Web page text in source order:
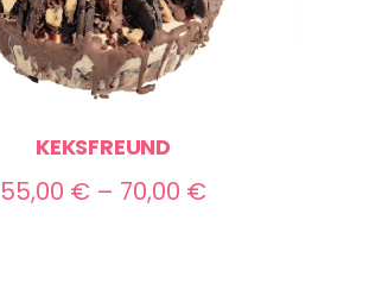
KEKSFREUND
55,00 € – 70,00 €Preisspanne: